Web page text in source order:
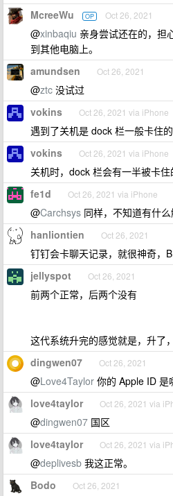
McreeWu OP Oct 26, 2021
@xinbaqiu 亲身尝试还在的，担
到其他电脑上。
amundsen Oct 26, 2021
@ztc 没试过
vokins Oct 26, 2021 via iPhone
遇到了关机是 dock 栏一般卡住
vokins Oct 26, 2021 via iPhone
关机时，dock 栏会有一半被卡住
fe1d Oct 26, 2021 via iPhone
@Carchsys 同样，不知道有什么
hanliontien Oct 26, 2021
钉钉会卡聊天记录，就很神奇，
jellyspot Oct 26, 2021
前两个正常，后两个没有
这代系统升完的感觉就是，升了
dingwen07 Oct 26, 2021
@Love4Taylor 你的 Apple ID 是
love4taylor Oct 26, 2021 via
@dingwen07 国区
love4taylor Oct 26, 2021 via
@deplivesb 我这正常。
Bodo Oct 26, 2021